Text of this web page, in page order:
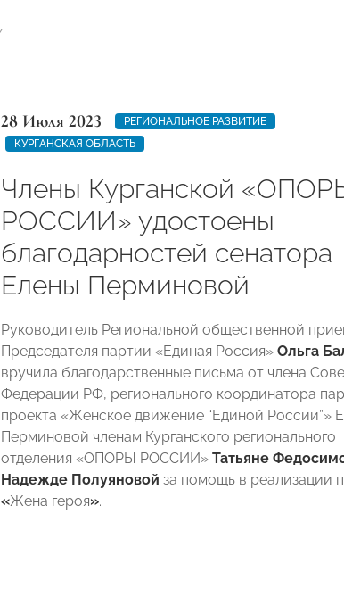
28 Июля 2023
РЕГИОНАЛЬНОЕ РАЗВИТИЕ
КУРГАНСКАЯ ОБЛАСТЬ
Члены Курганской
РОССИИ» удостоены
благодарностей сенатора
Елены Перминовой
Руководитель Региональной общественной
Председателя партии «Единая Россия» Ольга
вручила благодарственные письма от члена
Федерации РФ, регионального координатора
проекта «Женское движение “Единой России”»
Перминовой членам Курганского регионального
отделения «ОПОРЫ РОССИИ» Татьяне
Надежде Полуяновой за помощь в реализации
«Жена героя».